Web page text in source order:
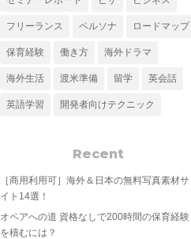
フリーランス ペルソナ ロードマップ
保育経験 働き方 海外ドラマ
海外生活 渡米準備 留学 英会話
英語学習 開発者向けテクニック
Recent
［商用利用可］海外＆日本の無料写真素材サ
イト14選！
オペアへの道 資格なしで200時間の保育経験
を積むには？